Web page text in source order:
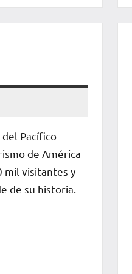
Pacífico
de América
mil visitantes y
de su historia.